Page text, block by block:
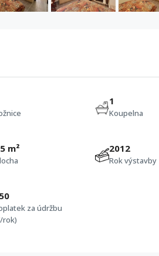
1
Koupelna
m² 2012
Rok výstavby
za údržbu
rok)